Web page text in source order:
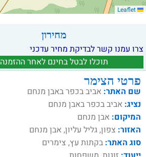
מחירון
צרו עמנו קשר לבדיקת מחיר עדכני
תוכלו לבטל בחינם לאחר ההזמנה
פרטי הצימר
שם האתר: אביב בכפר באבן מנחם
נציג: אביב בכפר באבן מנחם
המיקום: אבן מנחם
האזור: צפון, גליל עליון, אבן מנחם
סוג האתר: בקתות עץ, צימרים